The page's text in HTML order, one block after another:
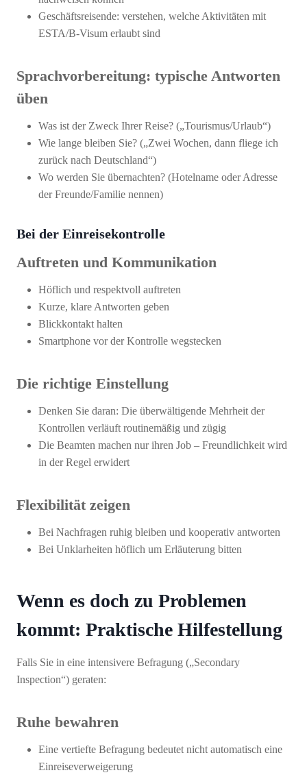
Geschäftsreisende: verstehen, welche Aktivitäten mit
ESTA/B-Visum erlaubt sind
Sprachvorbereitung: typische Antworten
üben
Was ist der Zweck Ihrer Reise? („Tourismus/Urlaub“)
Wie lange bleiben Sie? („Zwei Wochen, dann fliege ich
zurück nach Deutschland“)
Wo werden Sie übernachten? (Hotelname oder Adresse
der Freunde/Familie nennen)
Bei der Einreisekontrolle
Auftreten und Kommunikation
Höflich und respektvoll auftreten
Kurze, klare Antworten geben
Blickkontakt halten
Smartphone vor der Kontrolle wegstecken
Die richtige Einstellung
Denken Sie daran: Die überwältigende Mehrheit der
Kontrollen verläuft routinemäßig und zügig
Die Beamten machen nur ihren Job – Freundlichkeit wird
in der Regel erwidert
Flexibilität zeigen
Bei Nachfragen ruhig bleiben und kooperativ antworten
Bei Unklarheiten höflich um Erläuterung bitten
Wenn es doch zu Problemen
kommt: Praktische Hilfestellung
Falls Sie in eine intensivere Befragung („Secondary
Inspection“) geraten:
Ruhe bewahren
Eine vertiefte Befragung bedeutet nicht automatisch eine
Einreiseverweigerung